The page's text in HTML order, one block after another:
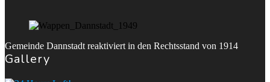
Gemeinde Dannstadt reaktiviert in den Rechtsstand von 1914
Gallery